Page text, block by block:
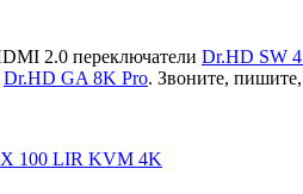
2.0 переключатели Dr.HD SW
Dr.HD GA 8K Pro. Звоните, пишите,
100 LIR KVM 4K